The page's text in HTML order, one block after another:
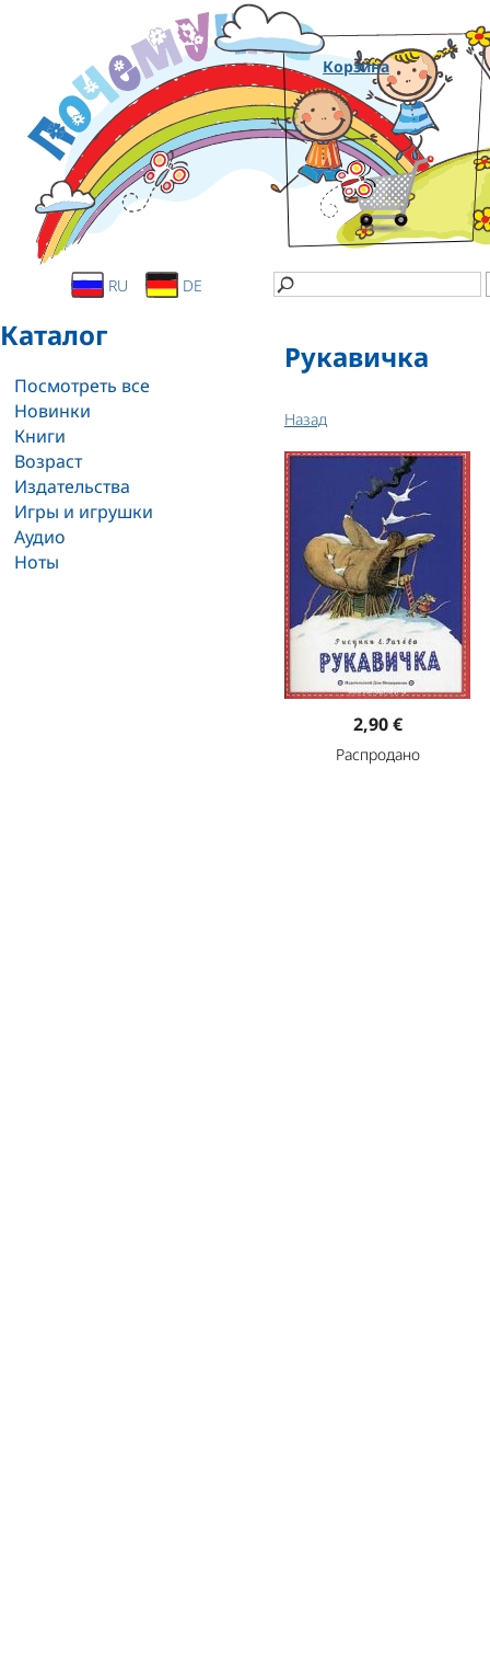
Корзина
RU DE
Каталог
Посмотреть все
Новинки
Книги
Возраст
Издательства
Игры и игрушки
Аудио
Ноты
Рукавичка
Назад
2,90 €
Распродано